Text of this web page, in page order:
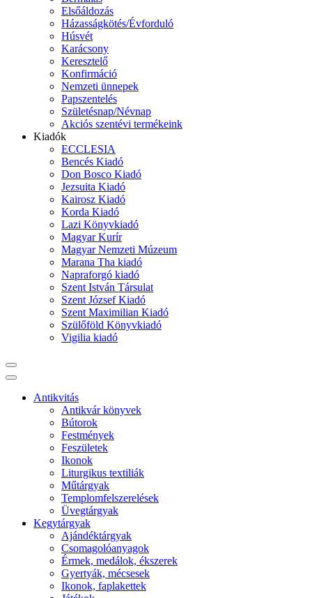
Elsőáldozás
Házasságkötés/Évforduló
Húsvét
Karácsony
Keresztelő
Konfirmáció
Nemzeti ünnepek
Papszentelés
Születésnap/Névnap
Akciós szentévi termékeink
Kiadók
ECCLESIA
Bencés Kiadó
Don Bosco Kiadó
Jezsuita Kiadó
Kairosz Kiadó
Korda Kiadó
Lazi Könyvkiadó
Magyar Kurír
Magyar Nemzeti Múzeum
Marana Tha kiadó
Napraforgó kiadó
Szent István Társulat
Szent József Kiadó
Szent Maximilian Kiadó
Szülőföld Könyvkiadó
Vigilia kiadó
Antikvitás
Antikvár könyvek
Bútorok
Festmények
Feszületek
Ikonok
Liturgikus textiliák
Műtárgyak
Templomfelszerelések
Üvegtárgyak
Kegytárgyak
Ajándéktárgyak
Csomagolóanyagok
Érmek, medálok, ékszerek
Gyertyák, mécsesek
Ikonok, faplakettek